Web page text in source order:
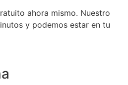
ahora mismo. Nuestro
y podemos estar en tu